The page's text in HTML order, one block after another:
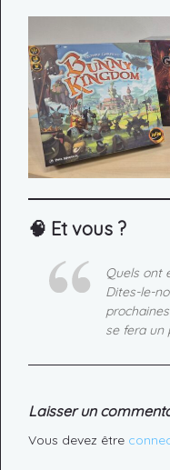
🧠 Et vous ?
Quels ont
Dites-le-
se fera un
Laisser un
Vous devez être